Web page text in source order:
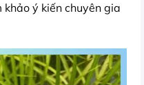
ý kiến chuyên gia